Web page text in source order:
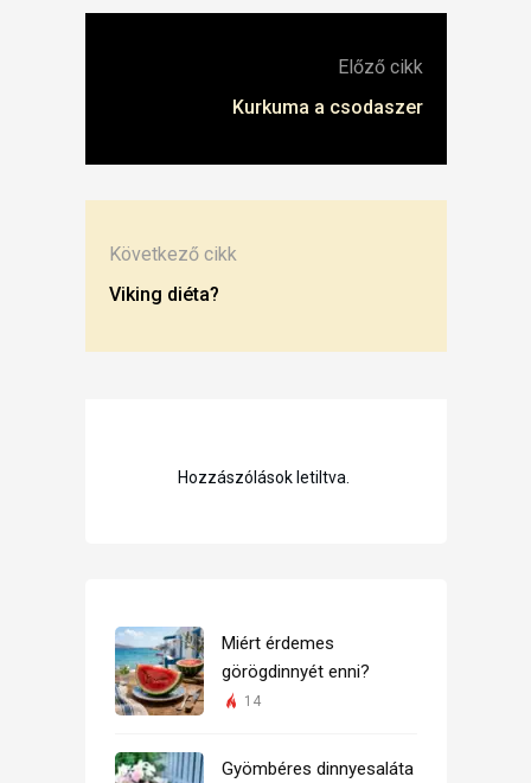
Előző cikk
Kurkuma a csodaszer
Következő cikk
Viking diéta?
Hozzászólások letiltva.
Miért érdemes
görögdinnyét enni?
14
Gyömbéres dinnyesaláta